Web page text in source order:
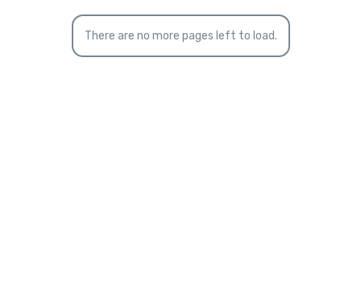
There are no more pages left to load.